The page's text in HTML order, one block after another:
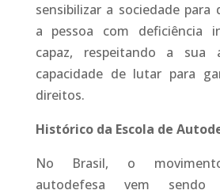
sensibilizar a sociedade para
a pessoa com deficiência
capaz, respeitando a sua
capacidade de lutar para
direitos.
Histórico da Escola de
No Brasil, o
autodefesa vem sendo